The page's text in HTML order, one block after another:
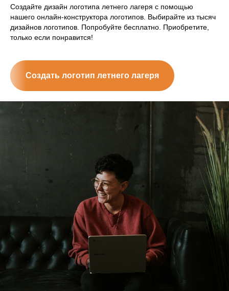
Создайте дизайн логотипа летнего лагеря с помощью
нашего онлайн-конструктора логотипов. Выбирайте из тысяч
дизайнов логотипов. Попробуйте бесплатно. Приобретите,
только если понравится!
Создать логотип летнего лагеря